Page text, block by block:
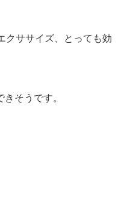
クササイズ、とっても効
そうです。